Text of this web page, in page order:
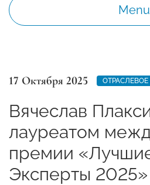
Menu
17 Октября 2025 ОТРАСЛЕВОЕ
Вячеслав
лауреатом
премии
Эксперты 2025»